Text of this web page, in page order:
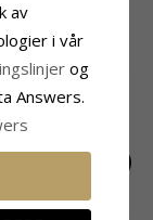
I
av
i vår
og
Answers.